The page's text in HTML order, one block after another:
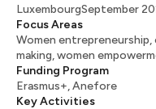
Luxembourg​​​​‌ ‍ ​‍​‍‌‍ ‌ ​‍‌‍‍‌‌‍‌ ‌‍‍‌‌‍ ‍​‍​‍​ ‍‍​‍​‍‌ ​ ‌‍​‌‌‍ ‍‌‍‍‌‌ ‌​‌ ‍‌​‍ ‍‌‍‍‌‌‍ ​‍​‍​‍ ​​‍​‍‌‍‍​‌ ​‍‌‍‌‌‌‍‌‍​‍​‍​ ‍‍​‍​‍​‍ ‌ ​ ‌ ‌​‌ ‌‌‌‍‌​‌‍‍‌‌‍ ​‍ ‌‍‍‌‌‍ ‍‌ ‌​‌‍‌‌‌‍ ‍‌ ‌​​‍ ‌‍‌‌‌‍‌​‌‍‍‌‌ ‌​​‍ ‌‍ ‌‌‍ ‌‍‌​‌‍‌‌​ ‌‌ ​​‌ ​‍‌‍‌‌‌ ​ ‌‍‌‌‌‍ ‍‌ ‌​‌‍​‌‌ ‌​‌‍‍‌‌‍ ‌‍ ‍​ ‍ ‌‍‍‌‌‍‌​​ ‌​ ‌ ‌‍​‍​ ​‍​ ​ ‌‍​‌​ ​ ‌‍​ ​ ‌​​‍ ‌​ ‍​​ ‌​‌‍‌‍‌‍‌‍​‍ ‌​ ‌​​ ​‌​ ‌‌​ ‌​​‍ ‌‌‍​‌​ ​‍‌‍‌‍​ ‌‌​‍ ‌‌‍​‌​ ‍​​ ​ ​ ‌ ‌‍‌​​ ​‌​ ‌‌‌‍​‌​ ‍‌​ ​​‌‍‌‍‌‍‌‍​ ‍ ‌ ‌​‌ ‍‌‌ ​​‌‍‌‌​ ‌‌ ​​‌ ​‍‌‍ ‌‍‍‍‌‍‌‌‌‍​ ‌ ‌​​ ‍ ‌ ​​‌‍​‌‌ ‌​‌‍‍​​ ‌‌‍‌​‌‍‌‌‌ ‌​‌‍​‌‌‍‍‌‌‍ ​‌ ​ ​‍‌‌​ ‌‌‌​​‍‌‌ ‌‍‍ ‌‍‌‌‌ ‍‌​‍‌‌​ ​ ‌​‌​​‍‌‌​ ​ ‌​‌​​‍‌‌​ ​‍​ ​‍​ ‌‍‌‍‌​​ ​‍​ ​‌​ ‌ ‌‍‌‌‌‍​ ​ ‌ ‌‍​‍​ ‌​​ ‌‌​ ‌​​‍‌‌​ ​‍​ ​‍​‍‌‌​ ‌‌‌​‌​​‍ ‍‌‍‍‌‌‍ ‍‌‍‌‍‌‍ ​ ‌‍​‍‌‍​‌‌ ​ ‌‍‌‌‌‌‌‌‌ ​‍‌‍ ​​ ‌​‍‌‌​ ​‍‌​‌‍‌ ​ ‌ ‌​‌ ‌‌‌‍‌​‌‍‍‌‌‍ ​‍‌‍‌‍‍‌‌‍‌​​ ‌​ ‌ ‌‍​‍​ ​‍​ ​ ‌‍​‌​ ​ ‌‍​ ​ ‌​​‍ ‌​ ‍​​ ‌​‌‍‌‍‌‍‌‍​‍ ‌​ ‌​​ ​‌​ ‌‌​ ‌​​‍ ‌‌‍​‌​ ​‍‌‍‌‍​ ‌‌​‍ ‌‌‍​‌​ ‍​​ ​ ​ ‌ ‌‍‌​​ ​‌​ ‌‌‌‍​‌​ ‍‌​ ​​‌‍‌‍‌‍‌‍​‍‌‍‌ ‌​‌ ‍‌‌ ​​‌‍‌‌​ ‌‌ ​​‌ ​‍‌‍ ‌‍‍‍‌‍‌‌‌‍​ ‌ ‌​​‍‌‍‌ ​​‌‍​‌‌ ‌​‌‍‍​​ ‌‌‍‌​‌‍‌‌‌ ‌​‌‍​‌‌‍‍‌‌‍ ​‌ ​ ​‍‌‌​ ‌‌‌​​‍‌‌ ‌‍‍ ‌‍‌‌‌ ‍‌​‍‌‌​ ​ ‌​‌​​‍‌‌​ ​ ‌​‌​​‍‌‌​ ​‍​ ​‍​ ‌‍‌‍‌​​ ​‍​ ​‌​ ‌ ‌‍‌‌‌‍​ ​ ‌ ‌‍​‍​ ‌​​ ‌‌​ ‌​​‍‌‌​ ​‍​ ​‍​‍‌‌​ ‌‌‌​‌​​‍ ‍‌‍‍‌‌‍ ‍‌‍‌‍‌‍ ​‍‌‍‌ ​​‌‍‌‌‌ ​‍‌ ​ ‌ ​​‌‍‌‌‌‍​ ‌ ‌​‌‍‍‌‌ ‌‍‌‍‌‌​ ‌‌ ​​‌ ‌‌‌‍​‍‌‍ ​‌‍‍‌‌ ​ ‌‍‍​‌‍‌‌‌‍‌​​‍​‍‌ ‌September 2024​​​​‌
Focus Areas
Women
making, women empowerment, business development​​​​‌
Funding Program
Erasmus+, Anefore​​​​‌ ‍ ​‍​‍‌‍ ‌ ​‍‌‍‍‌‌‍‌ ‌‍‍‌‌‍ ‍​‍​‍​ ‍‍​‍​‍‌ ​ ‌‍​‌‌‍ ‍‌‍‍‌‌ ‌​‌ ‍‌​‍ ‍‌‍‍‌‌‍ ​‍​‍​‍ ​​‍​‍‌‍‍​‌ ​‍‌‍‌‌‌‍‌‍​‍​‍​ ‍‍​‍​‍​‍ ‌ ​ ‌ ‌​‌ ‌‌‌‍‌​‌‍‍‌‌‍ ​‍ ‌‍‍‌‌‍ ‍‌ ‌​‌‍‌‌‌‍ ‍‌ ‌​​‍ ‌‍‌‌‌‍‌​‌‍‍‌‌ ‌​​‍ ‌‍ ‌‌‍ ‌‍‌​‌‍‌‌​ ‌‌ ​​‌ ​‍‌‍‌‌‌ ​ ‌‍‌‌‌‍ ‍‌ ‌​‌‍​‌‌ ‌​‌‍‍‌‌‍ ‌‍ ‍​ ‍ ‌‍‍‌‌‍‌​​ ‌​ ‌ ‌‍​‍​ ​‍​ ​ ‌‍​‌​ ​ ‌‍​ ​ ‌​​‍ ‌​ ‍​​ ‌​‌‍‌‍‌‍‌‍​‍ ‌​ ‌​​ ​‌​ ‌‌​ ‌​​‍ ‌‌‍​‌​ ​‍‌‍‌‍​ ‌‌​‍ ‌‌‍​‌​ ‍​​ ​ ​ ‌ ‌‍‌​​ ​‌​ ‌‌‌‍​‌​ ‍‌​ ​​‌‍‌‍‌‍‌‍​ ‍ ‌ ‌​‌ ‍‌‌ ​​‌‍‌‌​ ‌‌ ​​‌ ​‍‌‍ ‌‍‍‍‌‍‌‌‌‍​ ‌ ‌​​ ‍ ‌ ​​‌‍​‌‌ ‌​‌‍‍​​ ‌‌‍‌​‌‍‌‌‌ ‌​‌‍​‌‌‍‍‌‌‍ ​‌ ​ ​‍‌‌​ ‌‌‌​​‍‌‌ ‌‍‍ ‌‍‌‌‌ ‍‌​‍‌‌​ ​ ‌​‌​​‍‌‌​ ​ ‌​‌​​‍‌‌​ ​‍​ ​‍​ ​‌​ ‍‌​ ‍​​ ‍‌​ ​ ​ ‌‍​ ​‌‌‍​‍​ ‌​​ ‍‌‌‍‌​‌‍​‌​‍‌‌​ ​‍​ ​‍​‍‌‌​ ‌‌‌​‌​​‍ ‍‌‍‍‌‌‍ ‍‌‍‌‍‌‍ ​ ‌‍​‍‌‍​‌‌ ​ ‌‍‌‌‌‌‌‌‌ ​‍‌‍ ​​ ‌​‍‌‌​ ​‍‌​‌‍‌ ​ ‌ ‌​‌ ‌‌‌‍‌​‌‍‍‌‌‍ ​‍‌‍‌‍‍‌‌‍‌​​ ‌​ ‌ ‌‍​‍​ ​‍​ ​ ‌‍​‌​ ​ ‌‍​ ​ ‌​​‍ ‌​ ‍​​ ‌​‌‍‌‍‌‍‌‍​‍ ‌​ ‌​​ ​‌​ ‌‌​ ‌​​‍ ‌‌‍​‌​ ​‍‌‍‌‍​ ‌‌​‍ ‌‌‍​‌​ ‍​​ ​ ​ ‌ ‌‍‌​​ ​‌​ ‌‌‌‍​‌​ ‍‌​ ​​‌‍‌‍‌‍‌‍​‍‌‍‌ ‌​‌ ‍‌‌ ​​‌‍‌‌​ ‌‌ ​​‌ ​‍‌‍ ‌‍‍‍‌‍‌‌‌‍​ ‌ ‌​​‍‌‍‌ ​​‌‍​‌‌ ‌​‌‍‍​​ ‌‌‍‌​‌‍‌‌‌ ‌​‌‍​‌‌‍‍‌‌‍ ​‌ ​ ​‍‌‌​ ‌‌‌​​‍‌‌ ‌‍‍ ‌‍‌‌‌ ‍‌​‍‌‌​ ​ ‌​‌​​‍‌‌​ ​ ‌​‌​​‍‌‌​ ​‍​ ​‍​ ​‌​ ‍‌​ ‍​​ ‍‌​ ​ ​ ‌‍​ ​‌‌‍​‍​ ‌​​ ‍‌‌‍‌​‌‍​‌​‍‌‌​ ​‍​ ​‍​‍‌‌​ ‌‌‌​‌​​‍ ‍‌‍‍‌‌‍ ‍‌‍‌‍‌‍ ​‍‌‍‌ ​​‌‍‌‌‌ ​‍‌ ​ ‌ ​​‌‍‌‌‌‍​ ‌ ‌​‌‍‍‌‌ ‌‍‌‍‌‌​ ‌‌ ​​‌ ‌‌‌‍​‍‌‍ ​‌‍‍‌‌ ​ ‌‍‍​‌‍‌‌‌‍‌​​‍​‍‌ ‌
Key Activities